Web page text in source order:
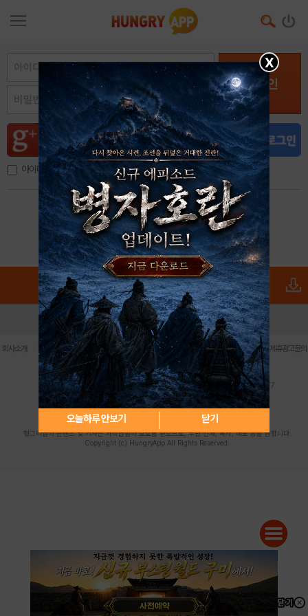
로그인
아이디, 이메일 저장
아이디 / 비밀번호 찾기 회원가입
X
오늘하루 안보기 닫기
로그인 PC버전 전체앱
회사소개 이용약관 | 개인정보 처리방침 | 청소년 보호정책 | 불법촬영물 신고센터 | 제휴광고문의
사업자등록번호:119-86-61101 (주)스마트나우 대표이사:송현두
주소: 서울시 금천구 가산디지털1로 171 연락처:063-284-8635 팩스:02-6265-0377
청소년보호책임자:김동욱desk@hungryapp.co.kr
등록번호:서울아02322 | 등록일자:2016년4월25일
발행인:(주)스마트나우 송현두 | 편집인:김동욱
헝그리앱의 콘텐츠 및 기사는 저작권법의 보호를 받으므로, 무단 전재, 복사, 배포 등을 금합니다.
Copyright (c) HungryApp All Rights Reserved.